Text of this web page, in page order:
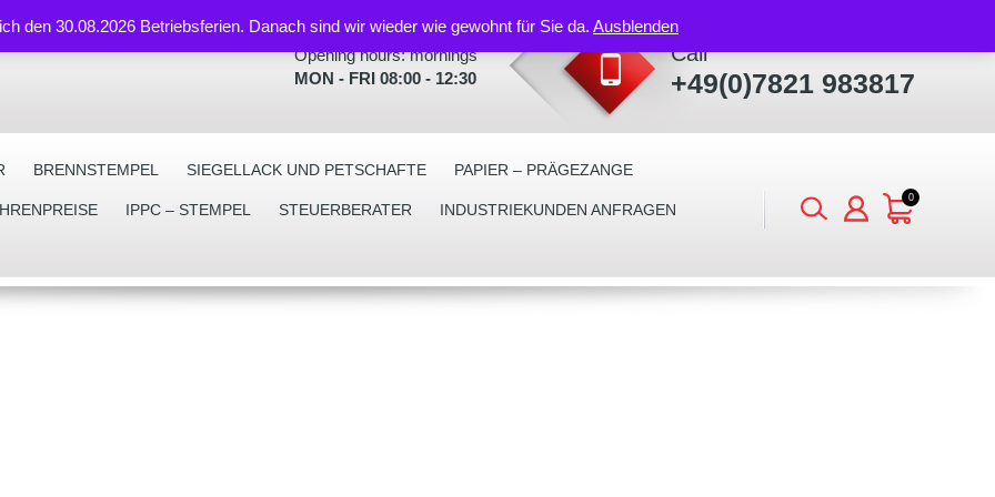
Opening hours: mornings
MON - FRI 08:00 - 12:30
Call
+49(0)7821 983817
BRENNSTEMPEL SIEGELLACK UND PETSCHAFTE PAPIER – PRÄGEZANGE
IPPC – STEMPEL STEUERBERATER INDUSTRIEKUNDEN ANFRAGEN
0
den 30.08.2026 Betriebsferien. Danach sind wir wieder wie gewohnt für Sie da. Ausblenden